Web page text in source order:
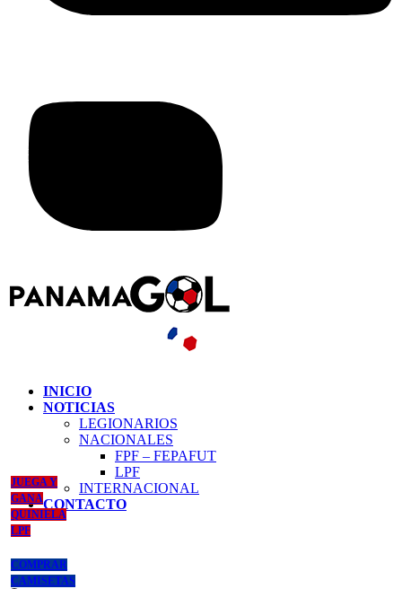
INICIO
NOTICIAS
LEGIONARIOS
NACIONALES
FPF – FEPAFUT
LPF
INTERNACIONAL
CONTACTO
JUEGA Y
GANA
QUINIELA
LPF
COMPRAR
CAMISETAS